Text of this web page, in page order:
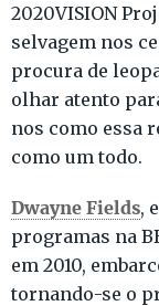
2020VISION
selvagem nos
procura de
olhar atento
nos como essa
como um todo.
Dwayne Fields,
programas na
em 2010,
tornando-se o